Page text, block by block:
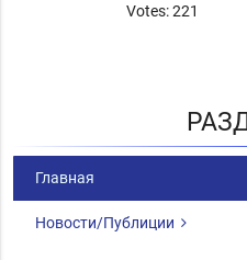
Votes: 221
Главная
Новости/Публиции